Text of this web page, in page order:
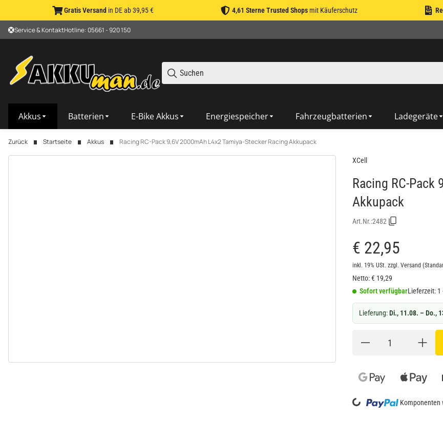
Gratis Versand in DE ab 39,95 € 4,61 Sterne Trusted Shopsmit Käuferschutz
Service & KontaktHotline: 05661 - 920 150
Akkus Batterien E-Bike Akkus Energiespeicher Fahrzeugbatterien Ladegeräte
Zurück Startseite Akkus Racing RC-Pack 9,6V 2000mAh L4x2 Tamiya-Stecker Racing Akkupack
XCell
Racing RC-Pack
Akkupack
Art.Nr.:2482
€ 22,95
inkl. 19% USt. zzgl. Versand
Netto:€ 19,29
Sofort verfügbarLieferzeit: 1
Lieferung:Di., 11.08. – Do.,
Loading... Komponenten